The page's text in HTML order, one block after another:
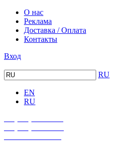
О нас
Реклама
Доставка / Оплата
Контакты
Вход
RU
EN
RU